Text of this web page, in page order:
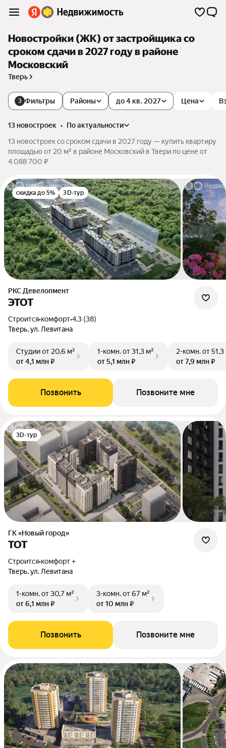
Новостройки (ЖК) от застройщика со
сроком сдачи в 2027 году в районе
Московский
Тверь
3 Фильтры Цена
Районы до 4 кв. 2027
13 новостроек •
по актуальности
13 новостроек со сроком сдачи в 2027 году — купить квартиру
площадью от 20 м² в районе Московский в Твери по цене от
4 088 700 ₽
скидка до 5% 3D-тур
РКС Девелопмент
ЭТОТ
Строится•комфорт•4.3 (38)
Тверь, ул. Левитана
Студииот 20,6 м²
от 4,1 млн ₽
1-комн.от 31,3 м²
от 5,1 млн ₽
2-комн.от 51,3
от 7,9 млн ₽
Позвонить Позвоните мне
3D-тур
ГК «Новый город»
ТОТ
Строится•комфорт +
Тверь, ул. Левитана
1-комн.от 30,7 м²
от 6,1 млн ₽
3-комн.от 67 м²
от 10 млн ₽
Позвонить Позвоните мне